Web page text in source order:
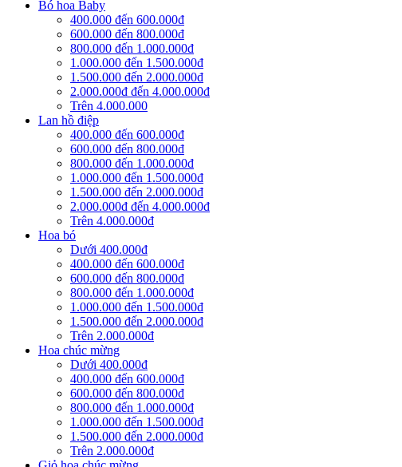
Bó hoa Baby
400.000 đến 600.000đ
600.000 đến 800.000đ
800.000 đến 1.000.000đ
1.000.000 đến 1.500.000đ
1.500.000 đến 2.000.000đ
2.000.000đ đến 4.000.000đ
Trên 4.000.000
Lan hồ điệp
400.000 đến 600.000đ
600.000 đến 800.000đ
800.000 đến 1.000.000đ
1.000.000 đến 1.500.000đ
1.500.000 đến 2.000.000đ
2.000.000đ đến 4.000.000đ
Trên 4.000.000đ
Hoa bó
Dưới 400.000đ
400.000 đến 600.000đ
600.000 đến 800.000đ
800.000 đến 1.000.000đ
1.000.000 đến 1.500.000đ
1.500.000 đến 2.000.000đ
Trên 2.000.000đ
Hoa chúc mừng
Dưới 400.000đ
400.000 đến 600.000đ
600.000 đến 800.000đ
800.000 đến 1.000.000đ
1.000.000 đến 1.500.000đ
1.500.000 đến 2.000.000đ
Trên 2.000.000đ